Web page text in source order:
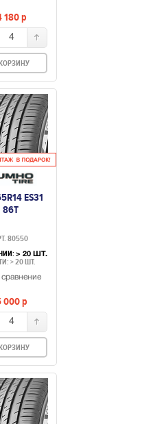
180p
4
ES31
86T
80550
> 20 ШТ.
> 20 ШТ.
сравнение
000p
4